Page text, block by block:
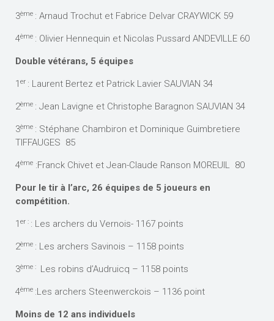
3ème : Arnaud Trochut et Fabrice Delvar CRAYWICK 59
4ème : Olivier Hennequin et Nicolas Pussard ANDEVILLE 60
Double vétérans, 5 équipes
1 er : Laurent Bertez et Patrick Lavier SAUVIAN 34
2ème : Jean Lavigne et Christophe Baragnon SAUVIAN 34
3ème : Stéphane Chambiron et Dominique Guimbretiere
TIFFAUGES 85
4ème :Franck Chivet et Jean-Claude Ranson MOREUIL 80
Pour le tir à l’arc, 26 équipes de 5 joueurs en
compétition.
1 er : : Les archers du Vernois- 1167 points
2ème : Les archers Savinois – 1158 points
3ème : Les robins d’Audruicq – 1158 points
4ème :Les archers Steenwerckois – 1136 point
Moins de 12 ans individuels